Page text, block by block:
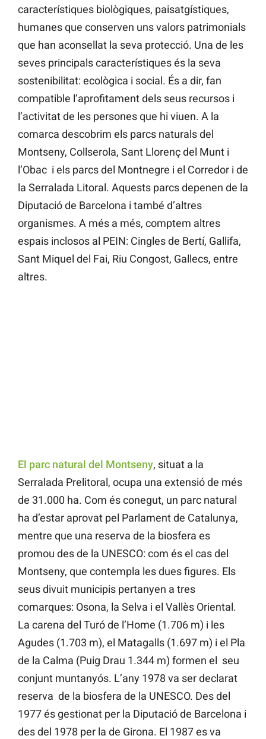
característiques biològiques, paisatgístiques,
humanes que conserven uns valors patrimonials
que han aconsellat la seva protecció. Una de les
seves principals característiques és la seva
sostenibilitat: ecològica i social. És a dir, fan
compatible l’aprofitament dels seus recursos i
l’activitat de les persones que hi viuen. A la
comarca descobrim els parcs naturals del
Montseny, Collserola, Sant Llorenç del Munt i
l’Obac i els parcs del Montnegre i el Corredor i de
la Serralada Litoral. Aquests parcs depenen de la
Diputació de Barcelona i també d’altres
organismes. A més a més, comptem altres
espais inclosos al PEIN: Cingles de Bertí, Gallifa,
Sant Miquel del Fai, Riu Congost, Gallecs, entre
altres.
El parc natural del Montseny, situat a la
Serralada Prelitoral, ocupa una extensió de més
de 31.000 ha. Com és conegut, un parc natural
ha d’estar aprovat pel Parlament de Catalunya,
mentre que una reserva de la biosfera es
promou des de la UNESCO: com és el cas del
Montseny, que contempla les dues figures. Els
seus divuit municipis pertanyen a tres
comarques: Osona, la Selva i el Vallès Oriental.
La carena del Turó de l’Home (1.706 m) i les
Agudes (1.703 m), el Matagalls (1.697 m) i el Pla
de la Calma (Puig Drau 1.344 m) formen el seu
conjunt muntanyós. L’any 1978 va ser declarat
reserva de la biosfera de la UNESCO. Des del
1977 és gestionat per la Diputació de Barcelona i
des del 1978 per la de Girona. El 1987 es va